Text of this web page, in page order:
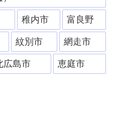
稚内市 富良野
紋別市 網走市
広島市 恵庭市